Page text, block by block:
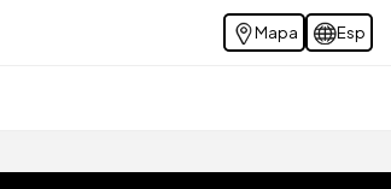
Mapa Esp